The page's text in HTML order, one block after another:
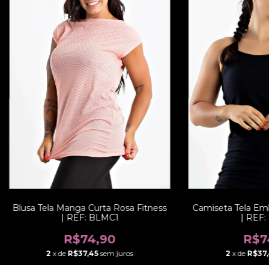
Blusa Tela Manga Curta Rosa Fitness
| REF: BLMC1
R$74,90
2 x de R$37,45 sem juros
Camiseta Tela
| REF:
2 x de